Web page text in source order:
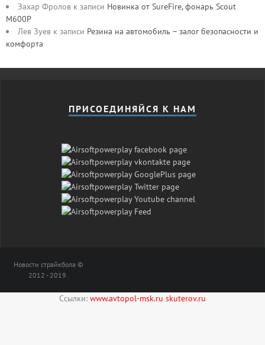
Захар Фролов к записи Новинка от SureFire, фонарь Scout
M600P
Лев Зуев к записи Резина на автомобиль – залог безопасности и
комфорта
ПРИСОЕДИНЯЙСЯ К НАМ
Новости страйкбола ©
2012 - 2019.
Ссылки: www.avtopol-msk.ru skuterov.ru